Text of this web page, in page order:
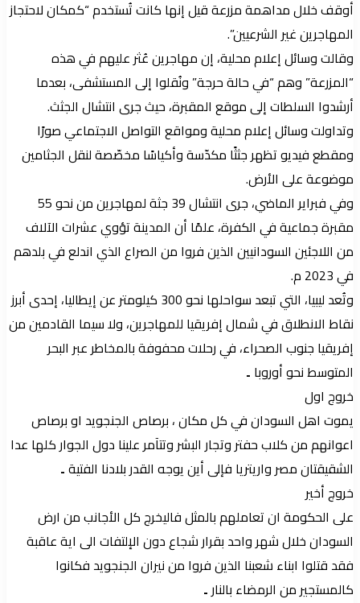
أوقف خلال مداهمة مزرعة قيل إنها كانت تُستخدم “كمكان لاحتجاز
المهاجرين غير الشرعيين”.
وقالت وسائل إعلام محلية، إن مهاجرين عُثر عليهم في هذه
“المزرعة” وهم “في حالة حرجة” ونُقلوا إلى المستشفى، بعدما
أرشدوا السلطات إلى موقع المقبرة، حيث جرى انتشال الجثث.
وتداولت وسائل إعلام محلية ومواقع التواصل الاجتماعي صورًا
ومقطع فيديو تظهر جثثًا مكدّسة وأكياسًا مخصّصة لنقل الجثامين
موضوعة على الأرض.
وفي فبراير الماضي، جرى انتشال 39 جثة لمهاجرين من نحو 55
مقبرة جماعية في الكفرة، علمًا أن المدينة تؤوي عشرات الآلاف
من اللاجئين السودانيين الذين فروا من الصراع الذي اندلع في بلدهم
في 2023 م.
وتُعد ليبيا، التي تبعد سواحلها نحو 300 كيلومتر عن إيطاليا، إحدى أبرز
نقاط الانطلاق في شمال إفريقيا للمهاجرين، ولا سيما القادمين من
إفريقيا جنوب الصحراء، في رحلات محفوفة بالمخاطر عبر البحر
المتوسط نحو أوروبا ۔
خروج اول
يموت اهل السودان في كل مكان ، برصاص الجنجويد او برصاص
اعوانهم من كلاب حفتر وتجار البشر وتتآمر علينا دول الجوار كلها عدا
الشقيقتان مصر واريتريا فإلى أين يوجه القدر بلادنا الفتية ۔
خروج أخير
على الحكومة ان تعاملهم بالمثل فاليخرج كل الأجانب من ارض
السودان خلال شهر واحد بقرار شجاع دون الإلتفات الى اية عاقبة
فقد قتلوا ابناء شعبنا الذين فروا من نيران الجنجويد فكانوا
كالمستجير من الرمضاء بالنار ۔